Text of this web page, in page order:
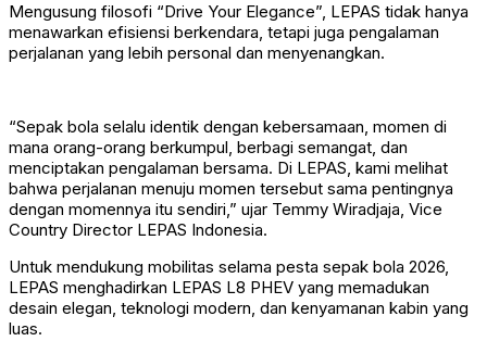
Mengusung filosofi “Drive Your Elegance”, LEPAS tidak hanya
menawarkan efisiensi berkendara, tetapi juga pengalaman
perjalanan yang lebih personal dan menyenangkan.
“Sepak bola selalu identik dengan kebersamaan, momen di
mana orang-orang berkumpul, berbagi semangat, dan
menciptakan pengalaman bersama. Di LEPAS, kami melihat
bahwa perjalanan menuju momen tersebut sama pentingnya
dengan momennya itu sendiri,” ujar Temmy Wiradjaja, Vice
Country Director LEPAS Indonesia.
Untuk mendukung mobilitas selama pesta sepak bola 2026,
LEPAS menghadirkan LEPAS L8 PHEV yang memadukan
desain elegan, teknologi modern, dan kenyamanan kabin yang
luas.